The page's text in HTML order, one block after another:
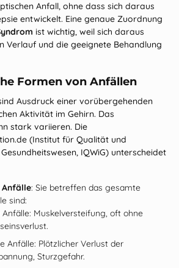
Anfall, ohne dass sich daraus
entwickelt. Eine genaue Zuordnung
ist wichtig, weil sich daraus
Verlauf und die geeignete Behandlung
Formen von Anfällen
Ausdruck einer vorübergehenden
Aktivität im Gehirn. Das
stark variieren. Die
(Institut für Qualität und
IQWiG) unterscheidet
Anfälle: Sie betreffen das gesamte
sind:
Anfälle: Muskelversteifung, oft ohne
Anfälle: Plötzlicher Verlust der
Sturzgefahr.